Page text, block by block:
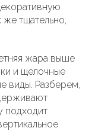
же тщательно,
жара выше
и щелочные
виды. Разберем,
подходит